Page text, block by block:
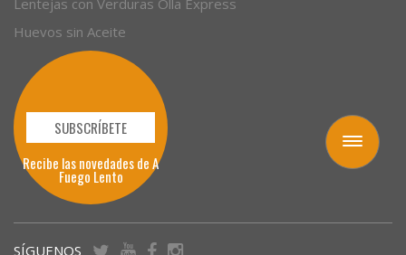
Toggle
navigation
Taps de Cadaques
Lentejas con Verduras Olla Express
Huevos sin Aceite
SUBSCRÍBETE
Recibe las novedades de A